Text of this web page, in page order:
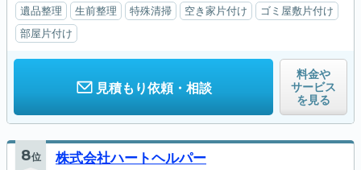
遺品整理 生前整理 特殊清掃 空き家片付け
ゴミ屋敷片付け
部屋片付け
見積もり依頼・相談
料金や
サービス
を見る
8位 株式会社ハートヘルパー